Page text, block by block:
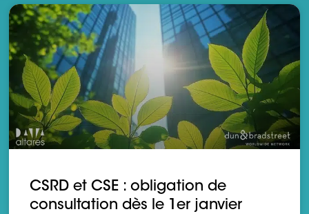
CSRD et CSE : obligation de
consultation dès le 1er janvier